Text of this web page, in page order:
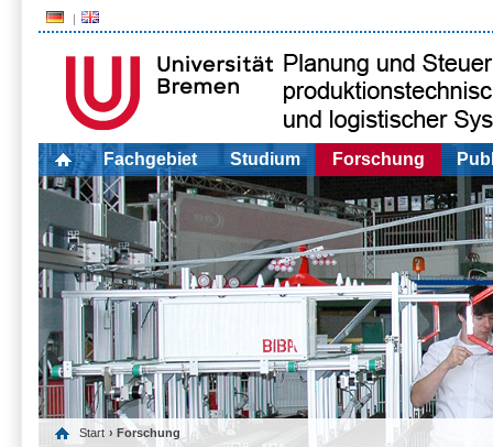
Fachgebiet Studium Forschung
Start › Forschung